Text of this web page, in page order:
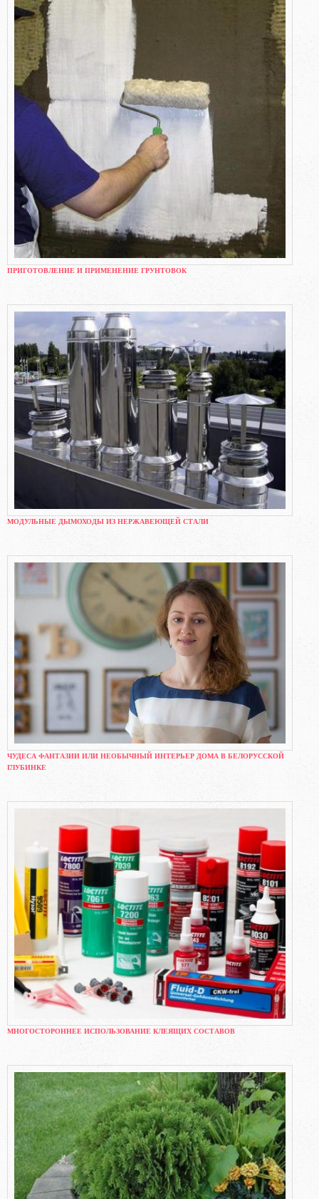
ПРИГОТОВЛЕНИЕ И ПРИМЕНЕНИЕ ГРУНТОВОК
МОДУЛЬНЫЕ ДЫМОХОДЫ ИЗ НЕРЖАВЕЮЩЕЙ СТАЛИ
ЧУДЕСА ФАНТАЗИИ ИЛИ НЕОБЫЧНЫЙ ИНТЕРЬЕР ДОМА В БЕЛОРУССКОЙ
ГЛУБИНКЕ
МНОГОСТОРОННЕЕ ИСПОЛЬЗОВАНИЕ КЛЕЯЩИХ СОСТАВОВ